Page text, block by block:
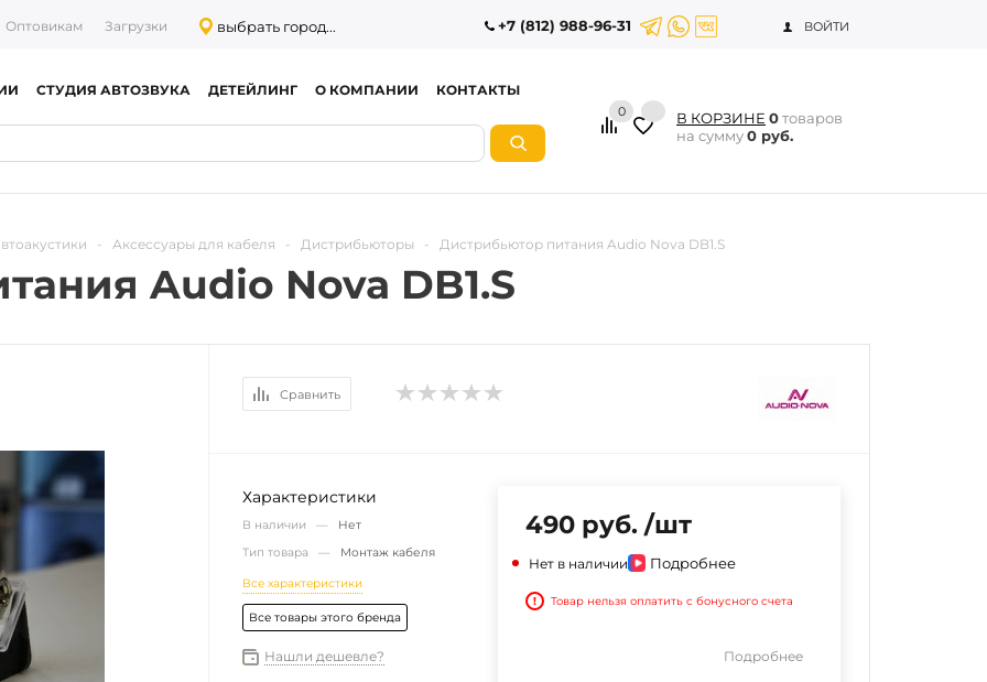
Оптовикам Загрузки выбрать город... +7 (812) 988-96-31 ВОЙТИ
СТУДИЯ АВТОЗВУКА ДЕТЕЙЛИНГ О КОМПАНИИ КОНТАКТЫ
0 В КОРЗИНЕ 0товаров
на сумму0 руб.
- Аксессуары для кабеля - Дистрибьюторы - Дистрибьютор питания Audio Nova DB1.S
Audio Nova DB1.S
Сравнить
Характеристики
В наличии — Нет
Тип товара — Монтаж кабеля
Все характеристики
Все товары этого бренда
Нашли дешевле?
490 руб. /шт
Нет в наличии Подробнее
! Товар нельзя оплатить с бонусного счета
Подробнее